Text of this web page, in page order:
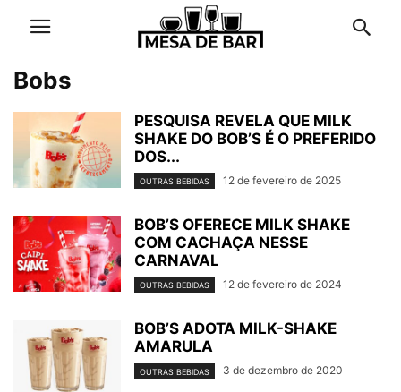
Bobs
PESQUISA REVELA QUE MILK
SHAKE DO BOB’S É O PREFERIDO
DOS...
OUTRAS BEBIDAS 12 de fevereiro de 2025
BOB’S OFERECE MILK SHAKE
COM CACHAÇA NESSE
CARNAVAL
OUTRAS BEBIDAS 12 de fevereiro de 2024
BOB’S ADOTA MILK-SHAKE
AMARULA
OUTRAS BEBIDAS 3 de dezembro de 2020